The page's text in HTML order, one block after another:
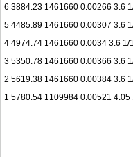
6 3884.23 1461660 0.00266 3.6
5 4485.89 1461660 0.00307 3.6
4 4974.74 1461660 0.0034 3.6 1/
3 5350.78 1461660 0.00366 3.6
2 5619.38 1461660 0.00384 3.6
1 5780.54 1109984 0.00521 4.05